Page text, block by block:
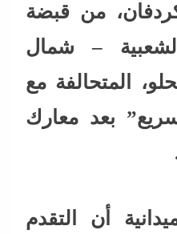
من قبضة
– شمال
المتحالفة مع
بعد معارك
أن التقدم